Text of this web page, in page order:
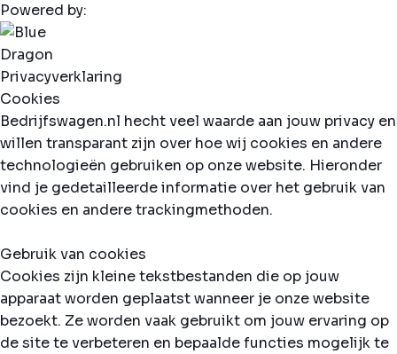
Powered by:
Privacyverklaring
Cookies
Bedrijfswagen.nl hecht veel waarde aan jouw privacy en
willen transparant zijn over hoe wij cookies en andere
technologieën gebruiken op onze website. Hieronder
vind je gedetailleerde informatie over het gebruik van
cookies en andere trackingmethoden.
Gebruik van cookies
Cookies zijn kleine tekstbestanden die op jouw
apparaat worden geplaatst wanneer je onze website
bezoekt. Ze worden vaak gebruikt om jouw ervaring op
de site te verbeteren en bepaalde functies mogelijk te